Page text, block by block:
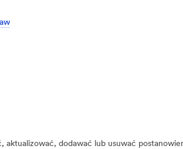
dodawać lub usuwać